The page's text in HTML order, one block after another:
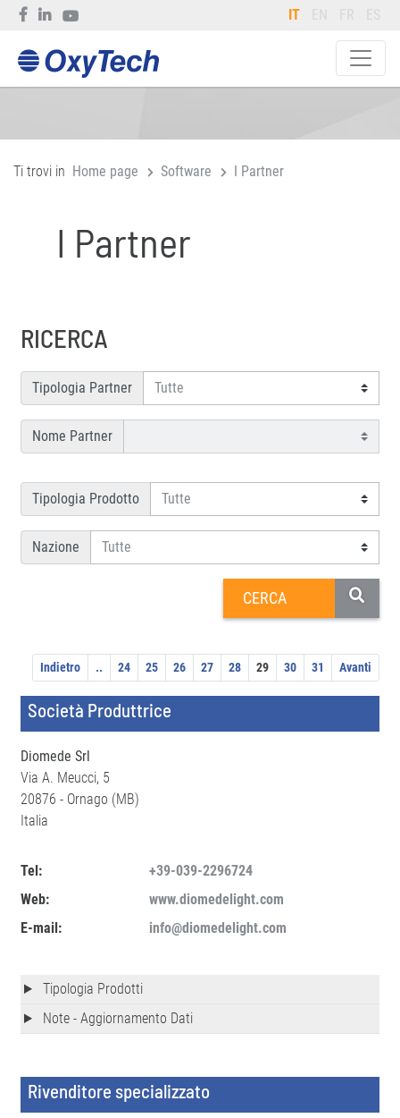
IT EN FR ES
Ti trovi in Home page Software I Partner
I Partner
RICERCA
Tipologia Partner
Nome Partner
Tipologia Prodotto
Nazione
Indietro .. 24 25 26 27 28 29 30 31 Avanti
Società Produttrice
Diomede Srl
Via A. Meucci, 5
20876 - Ornago (MB)
Italia
Tel:
+39-039-2296724
Web:
www.diomedelight.com
E-mail:
info@diomedelight.com
Tipologia Prodotti
Note - Aggiornamento Dati
Rivenditore specializzato